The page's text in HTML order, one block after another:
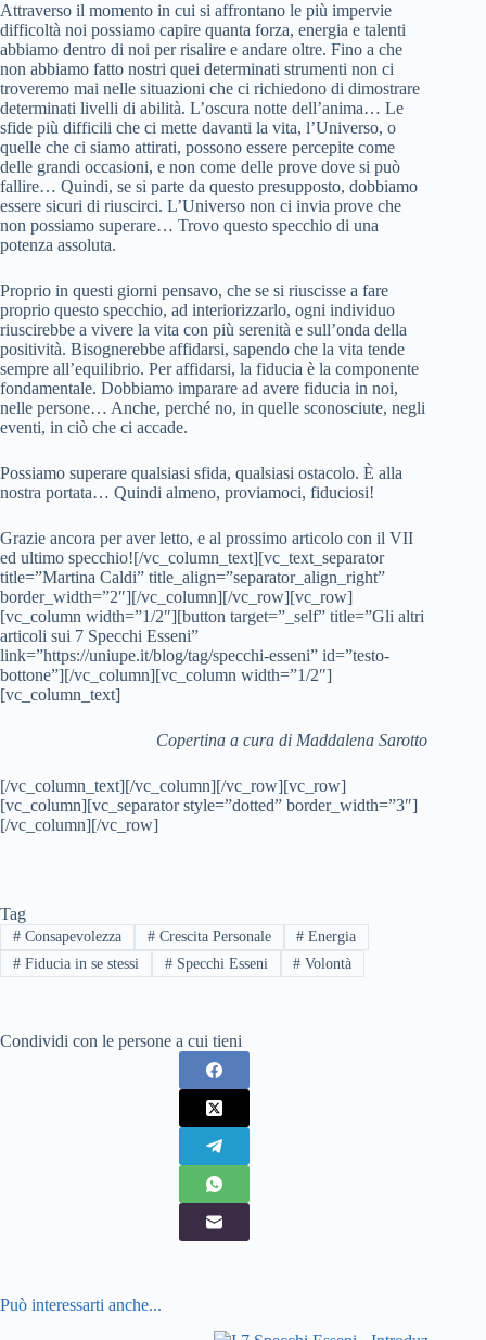
Attraverso il momento in cui si affrontano le più impervie
difficoltà noi possiamo capire quanta forza, energia e talenti
abbiamo dentro di noi per risalire e andare oltre. Fino a che
non abbiamo fatto nostri quei determinati strumenti non ci
troveremo mai nelle situazioni che ci richiedono di dimostrare
determinati livelli di abilità. L’oscura notte dell’anima… Le
sfide più difficili che ci mette davanti la vita, l’Universo, o
quelle che ci siamo attirati, possono essere percepite come
delle grandi occasioni, e non come delle prove dove si può
fallire… Quindi, se si parte da questo presupposto, dobbiamo
essere sicuri di riuscirci. L’Universo non ci invia prove che
non possiamo superare… Trovo questo specchio di una
potenza assoluta.
Proprio in questi giorni pensavo, che se si riuscisse a fare
proprio questo specchio, ad interiorizzarlo, ogni individuo
riuscirebbe a vivere la vita con più serenità e sull’onda della
positività. Bisognerebbe affidarsi, sapendo che la vita tende
sempre all’equilibrio. Per affidarsi, la fiducia è la componente
fondamentale. Dobbiamo imparare ad avere fiducia in noi,
nelle persone… Anche, perché no, in quelle sconosciute, negli
eventi, in ciò che ci accade.
Possiamo superare qualsiasi sfida, qualsiasi ostacolo. È alla
nostra portata… Quindi almeno, proviamoci, fiduciosi!
Grazie ancora per aver letto, e al prossimo articolo con il VII
ed ultimo specchio![/vc_column_text][vc_text_separator
title=”Martina Caldi” title_align=”separator_align_right”
border_width=”2″][/vc_column][/vc_row][vc_row]
[vc_column width=”1/2″][button target=”_self” title=”Gli altri
articoli sui 7 Specchi Esseni”
link=”https://uniupe.it/blog/tag/specchi-esseni” id=”testo-
bottone”][/vc_column][vc_column width=”1/2″]
[vc_column_text]
Copertina a cura di Maddalena Sarotto
[/vc_column_text][/vc_column][/vc_row][vc_row]
[vc_column][vc_separator style=”dotted” border_width=”3″]
[/vc_column][/vc_row]
Tag
#Consapevolezza #Crescita Personale # Energia
#Fiducia in se stessi #Specchi Esseni # Volontà
Condividi con le persone a cui tieni
Può interessarti anche...